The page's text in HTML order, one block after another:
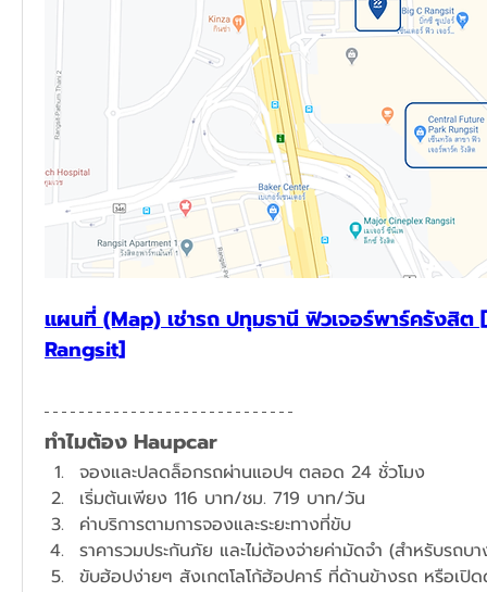
แผนที่ (Map) เช่ารถ ปทุมธานี ฟิวเจอร์พาร์ครังสิต
Rangsit]
ทำไมต้อง Haupcar
จองและปลดล็อกรถผ่านแอปฯ ตลอด 24 ชั่วโมง
​เริ่มต้นเพียง 116 บาท/ชม. 719 บาท/วัน
ค่าบริการตามการจองและระยะทางที่ขับ
ราคารวมประกันภัย และไม่ต้องจ่ายค่ามัดจำ (สำหรับรถบ
ขับฮ้อปง่ายๆ สังเกตโลโก้ฮ้อปคาร์ ที่ด้านข้างรถ หรือเ